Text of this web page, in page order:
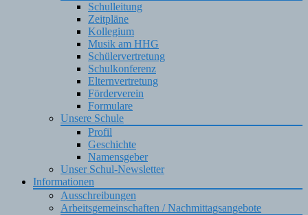
Schulleitung
Zeitpläne
Kollegium
Musik am HHG
Schülervertretung
Schulkonferenz
Elternvertretung
Förderverein
Formulare
Unsere Schule
Profil
Geschichte
Namensgeber
Unser Schul-Newsletter
Informationen
Ausschreibungen
Arbeitsgemeinschaften / Nachmittagsangebote